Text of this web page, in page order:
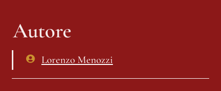
Autore
Lorenzo Menozzi